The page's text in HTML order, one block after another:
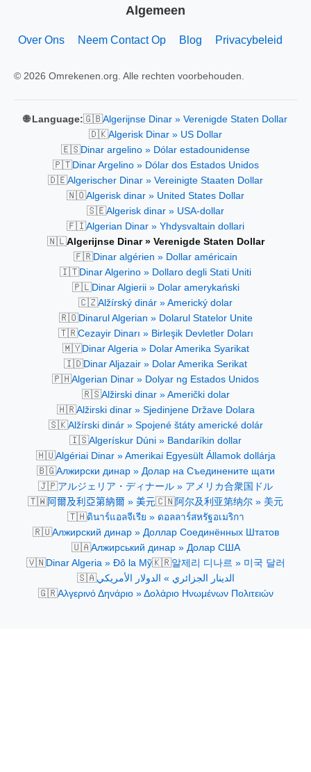
Algemeen
Over Ons Neem Contact Op Blog Privacybeleid
© 2026 Omrekenen.org. Alle rechten voorbehouden.
🌐 Language:🇬🇧Algerijnse Dinar » Verenigde Staten Dollar
🇩🇰Algerisk Dinar » US Dollar
🇪🇸Dinar argelino » Dólar estadounidense
🇵🇹Dinar Argelino » Dólar dos Estados Unidos
🇩🇪Algerischer Dinar » Vereinigte Staaten Dollar
🇳🇴Algerisk dinar » United States Dollar
🇸🇪Algerisk dinar » USA-dollar
🇫🇮Algerian Dinar » Yhdysvaltain dollari
🇳🇱Algerijnse Dinar » Verenigde Staten Dollar
🇫🇷Dinar algérien » Dollar américain
🇮🇹Dinar Algerino » Dollaro degli Stati Uniti
🇵🇱Dinar Algierii » Dolar amerykański
🇨🇿Alžírský dinár » Americký dolar
🇷🇴Dinarul Algerian » Dolarul Statelor Unite
🇹🇷Cezayir Dinarı » Birleşik Devletler Doları
🇲🇾Dinar Algeria » Dolar Amerika Syarikat
🇮🇩Dinar Aljazair » Dolar Amerika Serikat
🇵🇭Algerian Dinar » Dolyar ng Estados Unidos
🇷🇸Alžirski dinar » Američki dolar
🇭🇷Alžirski dinar » Sjedinjene Države Dolara
🇸🇰Alžírski dinár » Spojené štáty americké dolár
🇮🇸Algerískur Dúni » Bandaríkin dollar
🇭🇺Algériai Dinar » Amerikai Egyesült Államok dollárja
🇧🇬Алжирски динар » Долар на Съединените щати
🇯🇵アルジェリア・ディナール » アメリカ合衆国ドル
🇹🇼阿爾及利亞第納爾 » 美元🇨🇳阿尔及利亚第纳尔 » 美元
🇹🇭ดินาร์แอลจีเรีย » ดอลลาร์สหรัฐอเมริกา
🇷🇺Алжирский динар » Доллар Соединённых Штатов
🇺🇦Алжирський динар » Долар США
🇻🇳Dinar Algeria » Đô la Mỹ🇰🇷알제리 디나르 » 미국 달러
🇸🇦الدينار الجزائري » الدولار الأمريكي
🇬🇷Αλγερινό Δηνάριο » Δολάριο Ηνωμένων Πολιτειών